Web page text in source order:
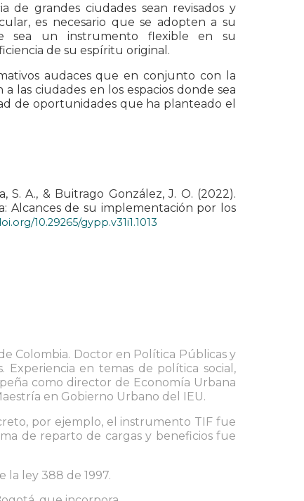
de grandes ciudades sean revisados y
es necesario que se adopten a su
sea un instrumento flexible en su
de su espíritu original.
audaces que en conjunto con la
las ciudades en los espacios donde sea
de oportunidades que ha planteado el
S. A., & Buitrago González, J. O. (2022).
Alcances de su implementación por los
10.29265/gypp.v31i1.1013
Colombia. Doctor en Política Públicas y
Experiencia en temas de política social,
como director de Economía Urbana
en Gobierno Urbano del IEU.
por ejemplo, el instrumento TIF fue
de reparto de cargas y beneficios fue
la ley 388 de 1997.